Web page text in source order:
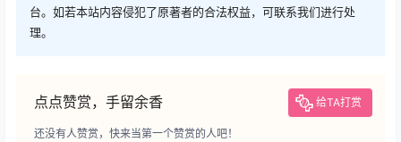
台。如若本站内容侵犯了原著者的合法权益，可联系我们进行处
理。
点点赞赏，手留余香 给TA打赏
还没有人赞赏，快来当第一个赞赏的人吧！